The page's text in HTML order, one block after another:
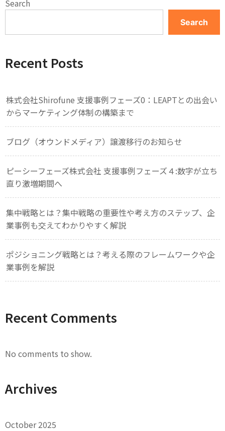
Search
Search
Recent Posts
株式会社Shirofune 支援事例フェーズ0：LEAPTとの出会い
からマーケティング体制の構築まで
ブログ（オウンドメディア）譲渡移行のお知らせ
ピーシーフェーズ株式会社 支援事例フェーズ４:数字が立ち
直り激増期間へ
集中戦略とは？集中戦略の重要性や考え方のステップ、企
業事例も交えてわかりやすく解説
ポジショニング戦略とは？考える際のフレームワークや企
業事例を解説
Recent Comments
No comments to show.
Archives
October 2025